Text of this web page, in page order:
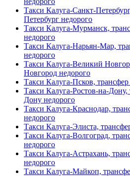
Такси Калуга-Санкт-
Петербург недорого
Такси Калуга-Мурманск,
недорого
Такси Калуга-Нарьян-Мар,
недорого
Такси Калуга-Великий
Новгород недорого
Такси Калуга-Псков,
Такси Калуга-Ростов-на-Дону,
Дону недорого
Такси Калуга-Краснодар,
недорого
Такси Калуга-Элиста,
Такси Калуга-Волгоград,
недорого
Такси Калуга-Астрахань,
недорого
Такси Калуга-Майкоп,